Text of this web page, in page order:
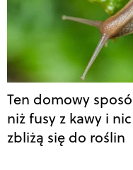
Ten domowy
niż fusy z kawy i
zbliżą się do roślin